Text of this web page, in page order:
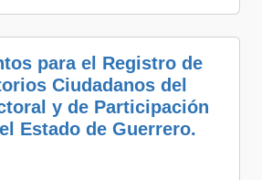
para el Registro de
Ciudadanos del
y de Participación
Estado de Guerrero.